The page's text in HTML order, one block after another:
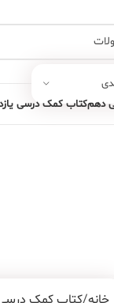
دهمکتاب کمک درسی